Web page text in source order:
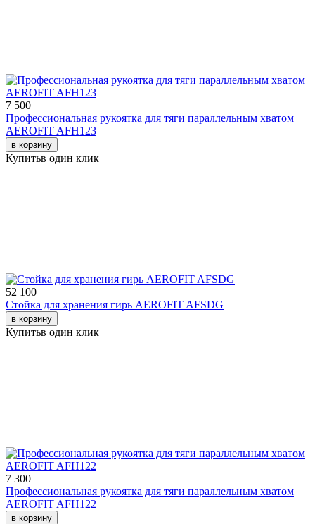
7 500
Профессиональная рукоятка для тяги параллельным хватом
AEROFIT AFH123
в корзину
Купитьв один клик
52 100
Стойка для хранения гирь AEROFIT AFSDG
в корзину
Купитьв один клик
7 300
Профессиональная рукоятка для тяги параллельным хватом
AEROFIT AFH122
в корзину